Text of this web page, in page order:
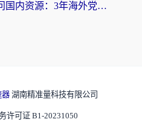
北美回国无缝访问国内资源：3年海外党亲测的加速器选择指南
器 湖南精准量科技有限公司
许可证 B1-20231050